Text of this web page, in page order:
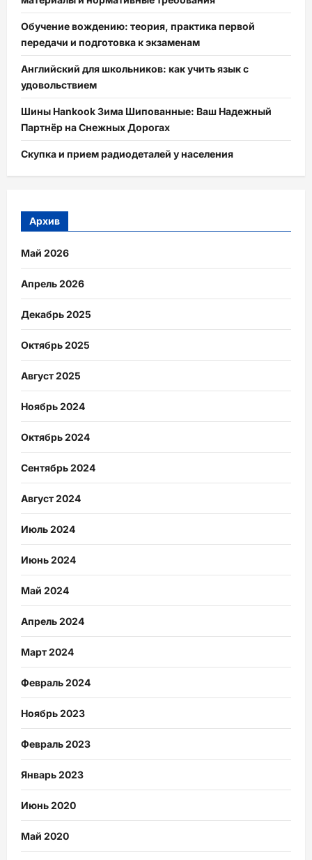
Обучение вождению: теория, практика первой
передачи и подготовка к экзаменам
Английский для школьников: как учить язык с
удовольствием
Шины Hankook Зима Шипованные: Ваш Надежный
Партнёр на Снежных Дорогах
Скупка и прием радиодеталей у населения
Архив
Май 2026
Апрель 2026
Декабрь 2025
Октябрь 2025
Август 2025
Ноябрь 2024
Октябрь 2024
Сентябрь 2024
Август 2024
Июль 2024
Июнь 2024
Май 2024
Апрель 2024
Март 2024
Февраль 2024
Ноябрь 2023
Февраль 2023
Январь 2023
Июнь 2020
Май 2020